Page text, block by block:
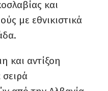
και
με εθνικιστικά
και αντίξοη